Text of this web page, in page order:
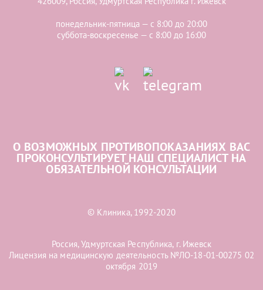
понедельник-пятница — с 8:00 до 20:00
суббота-воскресенье — с 8:00 до 16:00
О ВОЗМОЖНЫХ ПРОТИВОПОКАЗАНИЯХ ВАС
ПРОКОНСУЛЬТИРУЕТ НАШ СПЕЦИАЛИСТ НА
ОБЯЗАТЕЛЬНОЙ КОНСУЛЬТАЦИИ
© Клиника, 1992-2020
Россия, Удмуртская Республика, г. Ижевск
Лицензия на медицинскую деятельность №ЛО-18-01-00275 02
октября 2019